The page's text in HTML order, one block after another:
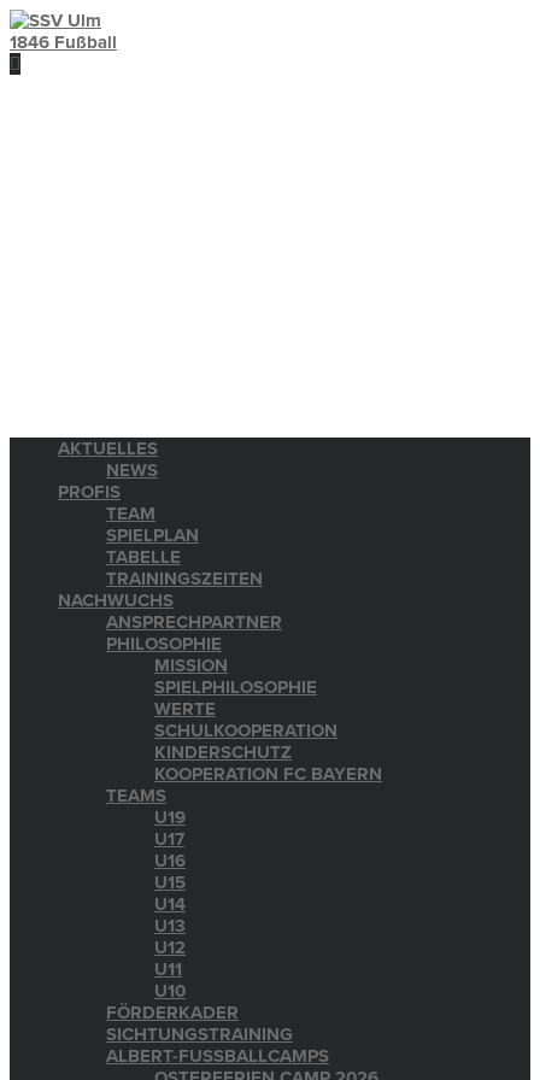
AKTUELLES
NEWS
PROFIS
TEAM
SPIELPLAN
TABELLE
TRAININGSZEITEN
NACHWUCHS
ANSPRECHPARTNER
PHILOSOPHIE
MISSION
SPIELPHILOSOPHIE
WERTE
SCHULKOOPERATION
KINDERSCHUTZ
KOOPERATION FC BAYERN
TEAMS
U19
U17
U16
U15
U14
U13
U12
U11
U10
FÖRDERKADER
SICHTUNGSTRAINING
ALBERT-FUSSBALLCAMPS